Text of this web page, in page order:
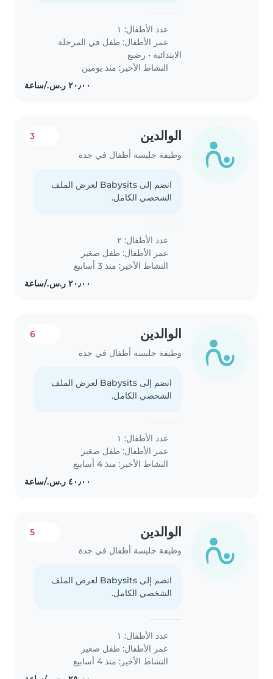
عدد الأطفال: ١
عمر الأطفال: طفل في المرحلة
الابتدائية • رضيع
النشاط الأخير: منذ يومين
الوالدين
وظيفة جليسة أطفال في جدة
3
انضم إلى Babysits لعرض الملف
الشخصي الكامل.
عدد الأطفال: ٢
عمر الأطفال: طفل صغير
النشاط الأخير: منذ 3 أسابيع
الوالدين
وظيفة جليسة أطفال في جدة
6
انضم إلى Babysits لعرض الملف
الشخصي الكامل.
عدد الأطفال: ١
عمر الأطفال: طفل صغير
النشاط الأخير: منذ 4 أسابيع
الوالدين
وظيفة جليسة أطفال في جدة
5
انضم إلى Babysits لعرض الملف
الشخصي الكامل.
عدد الأطفال: ١
عمر الأطفال: طفل صغير
النشاط الأخير: منذ 4 أسابيع